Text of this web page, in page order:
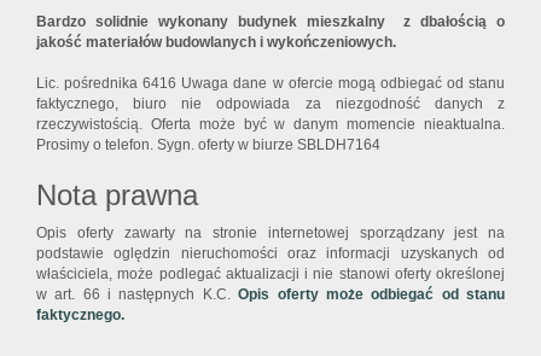
Bardzo solidnie wykonany budynek mieszkalny z dbałością o
jakość materiałów budowlanych i wykończeniowych.
Lic. pośrednika 6416 Uwaga dane w ofercie mogą odbiegać od stanu
faktycznego, biuro nie odpowiada za niezgodność danych z
rzeczywistością. Oferta może być w danym momencie nieaktualna.
Prosimy o telefon. Sygn. oferty w biurze SBLDH7164
Nota prawna
Opis oferty zawarty na stronie internetowej sporządzany jest na
podstawie oględzin nieruchomości oraz informacji uzyskanych od
właściciela, może podlegać aktualizacji i nie stanowi oferty określonej
w art. 66 i następnych K.C.Opis oferty może odbiegać od stanu
faktycznego.